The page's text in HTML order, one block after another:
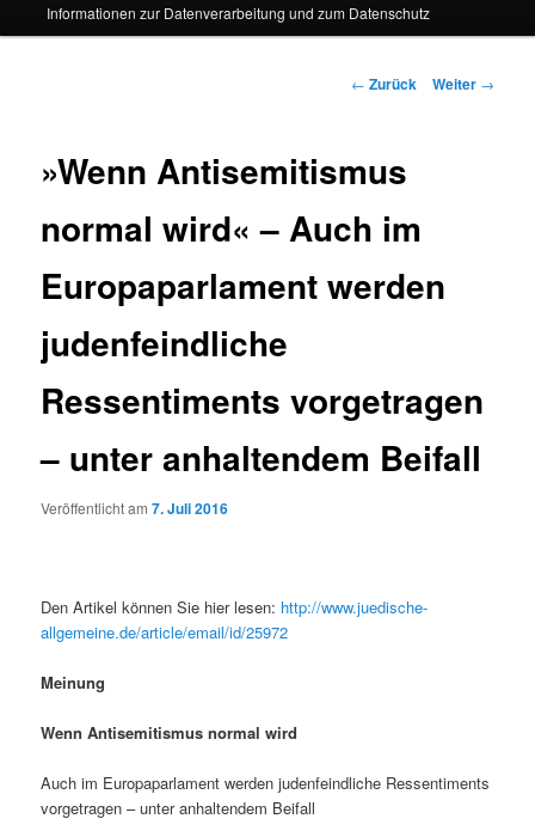
Informationen zur Datenverarbeitung und zum Datenschutz
Beitragsnavigation
← Zurück Weiter →
»Wenn Antisemitismus
normal wird« – Auch im
Europaparlament werden
judenfeindliche
Ressentiments vorgetragen
– unter anhaltendem Beifall
Veröffentlicht am7. Juli 2016
Den Artikel können Sie hier lesen: http://www.juedische-
allgemeine.de/article/email/id/25972
Meinung
Wenn Antisemitismus normal wird
Auch im Europaparlament werden judenfeindliche Ressentiments
vorgetragen – unter anhaltendem Beifall